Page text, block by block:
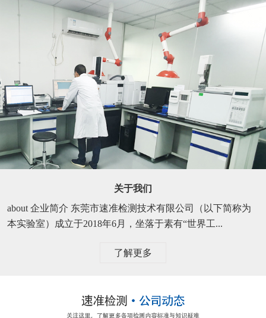
关于我们
about 企业简介 东莞市速准检测技术有限公司（以下简称为
本实验室）成立于2018年6月，坐落于素有“世界工...
了解更多